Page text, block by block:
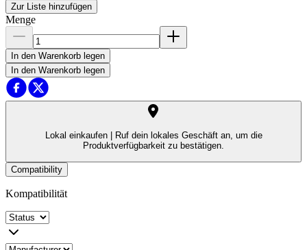
Zur Liste hinzufügen
Menge
In den Warenkorb legen
In den Warenkorb legen
Lokal einkaufen |
Ruf dein lokales Geschäft an, um die
Produktverfügbarkeit zu bestätigen.
Compatibility
Kompatibilität